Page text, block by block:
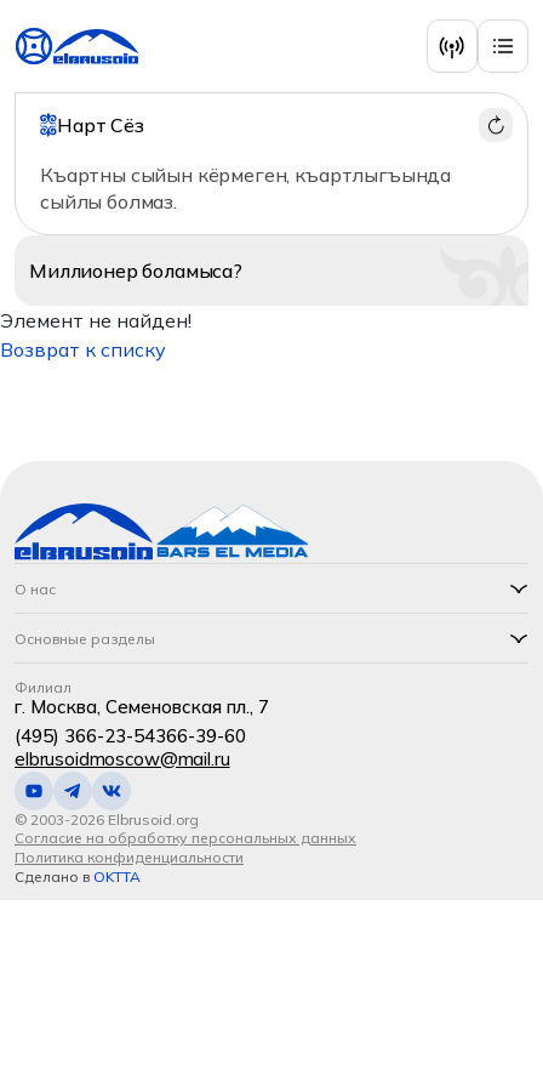
Нарт Сёз
Къартны сыйын кёрмеген, къартлыгъында
сыйлы болмаз.
Миллионерболамыса?
Элемент не найден!
Возврат к списку
О нас
Основные разделы
Филиал
г. Москва, Семеновская пл., 7
(495) 366-23-54366-39-60
elbrusoidmoscow@mail.ru
© 2003-2026 Elbrusoid.org
Согласие на обработку персональных данных
Политика конфиденциальности
Сделано в OKTTA